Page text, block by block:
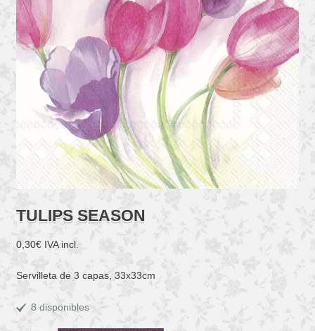
TULIPS SEASON
0,30€ IVA incl.
Servilleta de 3 capas, 33x33cm
8 disponibles